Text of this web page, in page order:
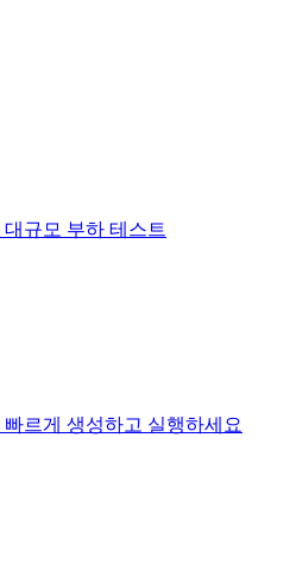
규모 부하 테스트
르게 생성하고 실행하세요